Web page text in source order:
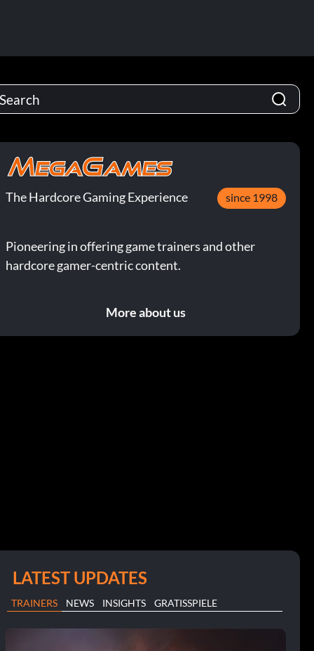
The Hardcore Gaming Experience since 1998
Pioneering in offering game trainers and other
hardcore gamer-centric content.
More about us
LATEST UPDATES
TRAINERS NEWS INSIGHTS GRATISSPIELE